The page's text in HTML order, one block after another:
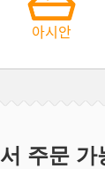
아시안
주문